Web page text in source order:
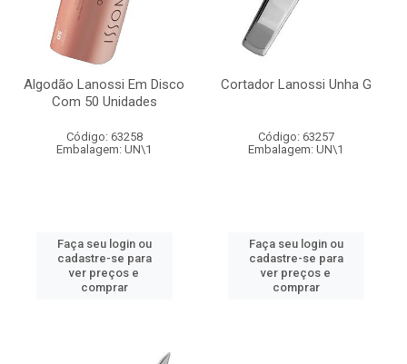
Algodão Lanossi Em Disco
Com 50 Unidades
Código: 63258
Embalagem: UN\1
Faça seu login ou
cadastre-se para
ver preços e
comprar
Cortador Lanossi Unha G
Código: 63257
Embalagem: UN\1
Faça seu login ou
cadastre-se para
ver preços e
comprar